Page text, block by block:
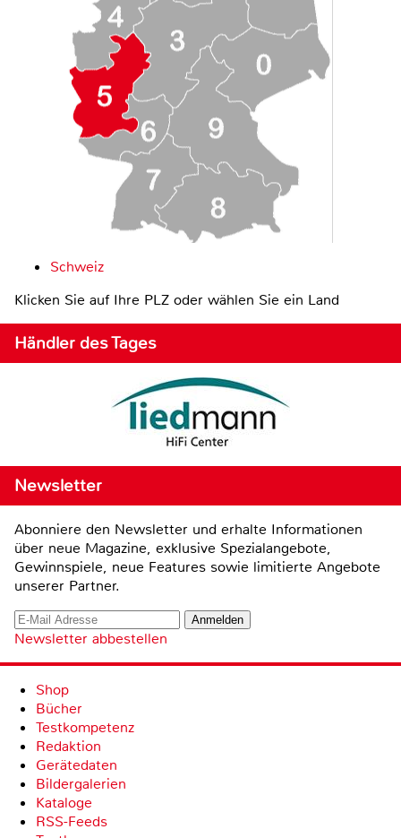
Schweiz
Klicken Sie auf Ihre PLZ oder wählen Sie ein Land
Händler des Tages
Newsletter
Abonniere den Newsletter und erhalte Informationen
über neue Magazine, exklusive Spezialangebote,
Gewinnspiele, neue Features sowie limitierte Angebote
unserer Partner.
Newsletter abbestellen
Shop
Bücher
Testkompetenz
Redaktion
Gerätedaten
Bildergalerien
Kataloge
RSS-Feeds